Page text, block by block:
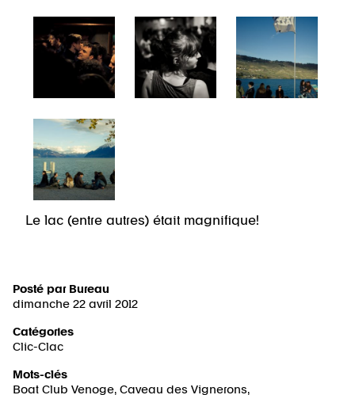
Le lac (entre autres) était magnifique!
Posté par Bureau
dimanche 22 avril 2012
Catégories
Clic-Clac
Mots-clés
Boat Club Venoge, Caveau des Vignerons,